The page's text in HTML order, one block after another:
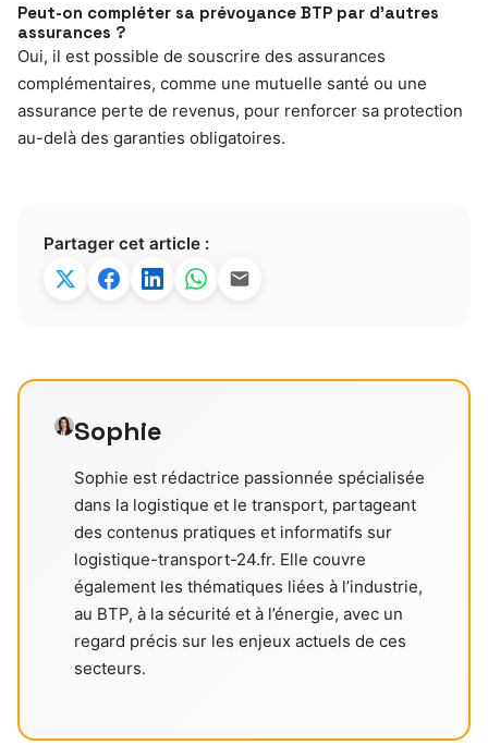
Peut-on compléter sa prévoyance BTP par d’autres
assurances ?
Oui, il est possible de souscrire des assurances
complémentaires, comme une mutuelle santé ou une
assurance perte de revenus, pour renforcer sa protection
au-delà des garanties obligatoires.
Partager cet article :
Sophie
Sophie est rédactrice passionnée spécialisée
dans la logistique et le transport, partageant
des contenus pratiques et informatifs sur
logistique-transport-24.fr. Elle couvre
également les thématiques liées à l’industrie,
au BTP, à la sécurité et à l’énergie, avec un
regard précis sur les enjeux actuels de ces
secteurs.